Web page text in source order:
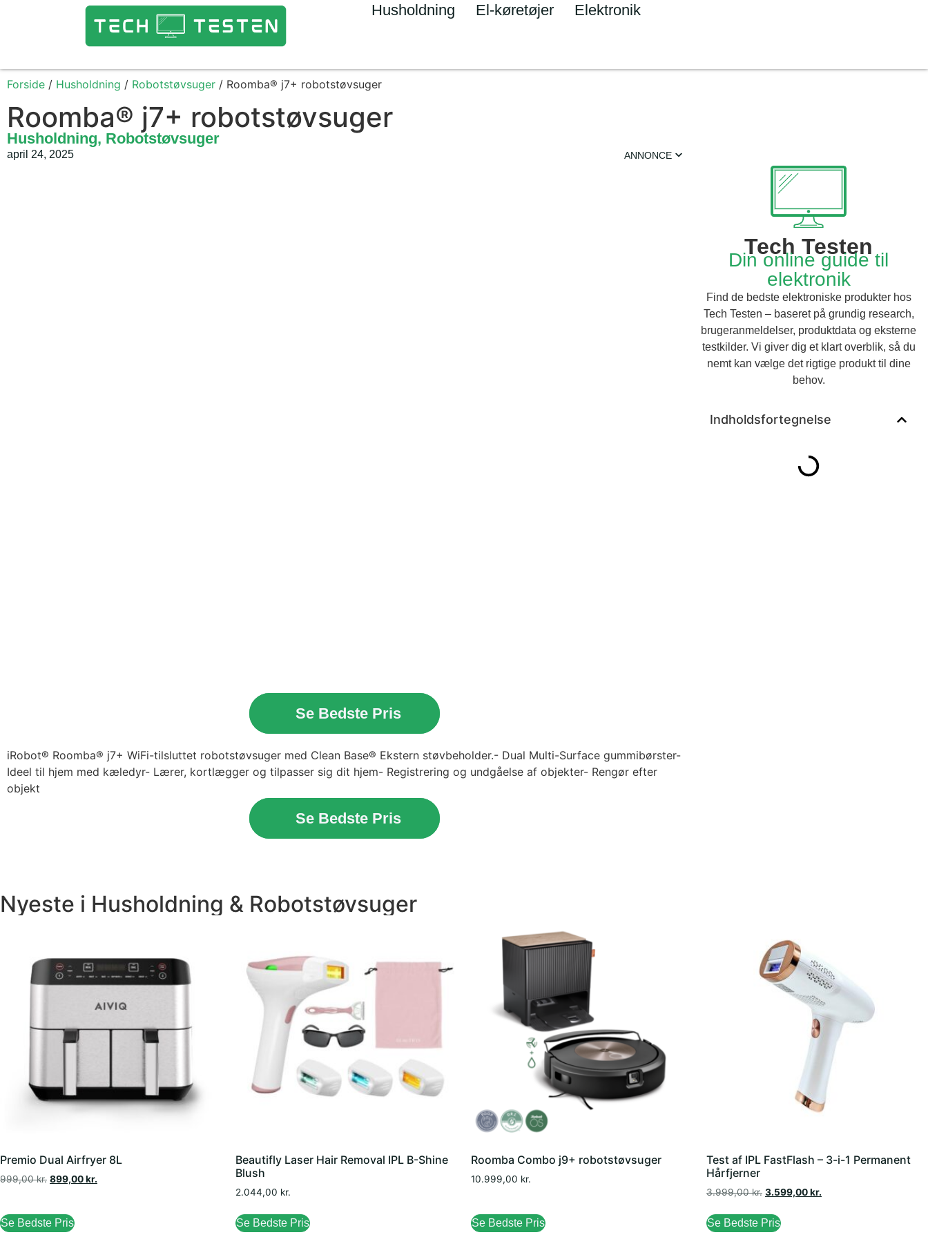
Husholdning El-køretøjer Elektronik
Forside / Husholdning / Robotstøvsuger / Roomba® j7+ robotstøvsuger
Roomba® j7+ robotstøvsuger
Husholdning, Robotstøvsuger
april 24, 2025 ANNONCE
Se Bedste Pris
iRobot® Roomba® j7+ WiFi-tilsluttet robotstøvsuger med Clean Base® Ekstern støvbeholder.- Dual Multi-Surface gummibørster-
Ideel til hjem med kæledyr- Lærer, kortlægger og tilpasser sig dit hjem- Registrering og undgåelse af objekter- Rengør efter
objekt
Se Bedste Pris
Tech Testen
Din online guide til
elektronik
Find de bedste elektroniske produkter hos
Tech Testen – baseret på grundig research,
brugeranmeldelser, produktdata og eksterne
testkilder. Vi giver dig et klart overblik, så du
nemt kan vælge det rigtige produkt til dine
behov.
Indholdsfortegnelse
Nyeste i Husholdning & Robotstøvsuger
Premio Dual Airfryer 8L
999,00kr. 899,00kr.
Se Bedste Pris
Beautifly Laser Hair Removal IPL B-Shine
Blush
2.044,00 kr.
Se Bedste Pris
Roomba Combo j9+ robotstøvsuger
10.999,00 kr.
Se Bedste Pris
Test af IPL FastFlash – 3-i-1 Permanent
Hårfjerner
3.999,00kr. 3.599,00kr.
Se Bedste Pris